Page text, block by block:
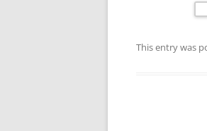
This entry was